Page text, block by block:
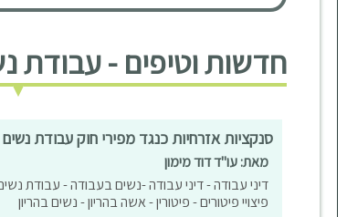
חדשות וטיפים - עבודת
סנקציות אזרחיות כנגד מפירי חוק עבודת
מאת: עו"ד דוד מימון
דיני עבודה - דיני עבודה -נשים בעבודה - עבודת
פיצויי פיטורים - פיטורין - אשה בהריון - נשים בהריון